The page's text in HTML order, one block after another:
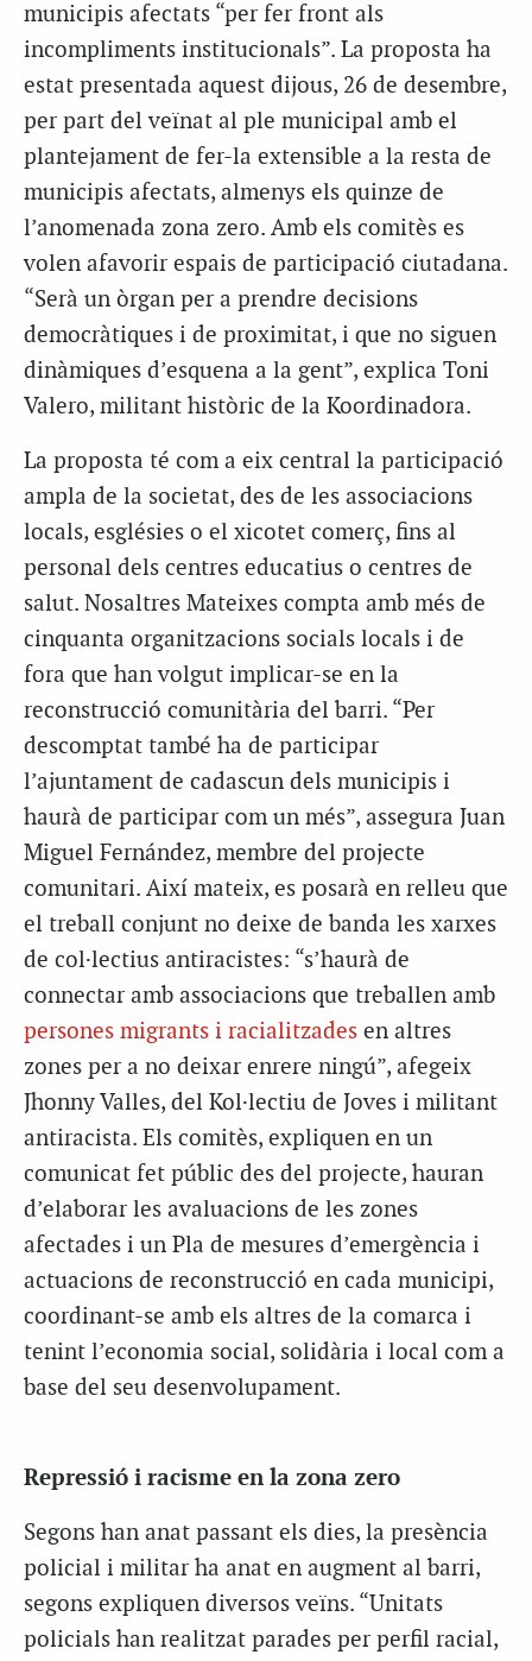
municipis afectats “per fer front als
incompliments institucionals”. La proposta ha
estat presentada aquest dijous, 26 de desembre,
per part del veïnat al ple municipal amb el
plantejament de fer-la extensible a la resta de
municipis afectats, almenys els quinze de
l’anomenada zona zero. Amb els comitès es
volen afavorir espais de participació ciutadana.
“Serà un òrgan per a prendre decisions
democràtiques i de proximitat, i que no siguen
dinàmiques d’esquena a la gent”, explica Toni
Valero, militant històric de la Koordinadora.
La proposta té com a eix central la participació
ampla de la societat, des de les associacions
locals, esglésies o el xicotet comerç, fins al
personal dels centres educatius o centres de
salut. Nosaltres Mateixes compta amb més de
cinquanta organitzacions socials locals i de
fora que han volgut implicar-se en la
reconstrucció comunitària del barri. “Per
descomptat també ha de participar
l’ajuntament de cadascun dels municipis i
haurà de participar com un més”, assegura Juan
Miguel Fernández, membre del projecte
comunitari. Així mateix, es posarà en relleu que
el treball conjunt no deixe de banda les xarxes
de col·lectius antiracistes: “s’haurà de
connectar amb associacions que treballen amb
persones migrants i racialitzades en altres
zones per a no deixar enrere ningú”, afegeix
Jhonny Valles, del Kol·lectiu de Joves i militant
antiracista. Els comitès, expliquen en un
comunicat fet públic des del projecte, hauran
d’elaborar les avaluacions de les zones
afectades i un Pla de mesures d’emergència i
actuacions de reconstrucció en cada municipi,
coordinant-se amb els altres de la comarca i
tenint l’economia social, solidària i local com a
base del seu desenvolupament.
Repressió i racisme en la zona zero
Segons han anat passant els dies, la presència
policial i militar ha anat en augment al barri,
segons expliquen diversos veïns. “Unitats
policials han realitzat parades per perfil racial,